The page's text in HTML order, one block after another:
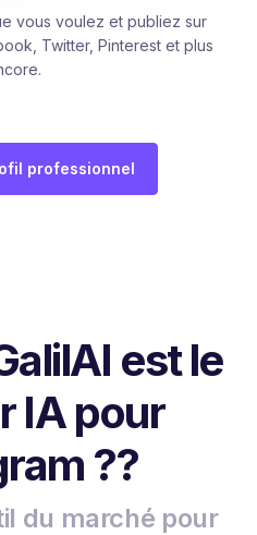
vous voulez et publiez sur
Twitter, Pinterest et plus
professionnel
est le
IA pour
??
du marché pour